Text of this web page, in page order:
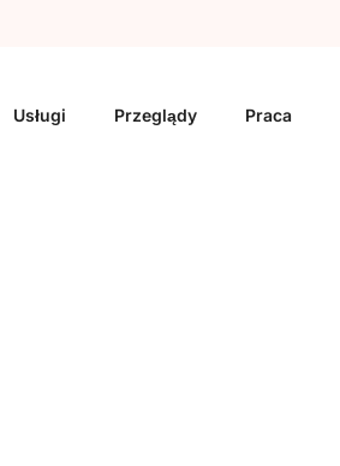
Usługi Przeglądy Praca